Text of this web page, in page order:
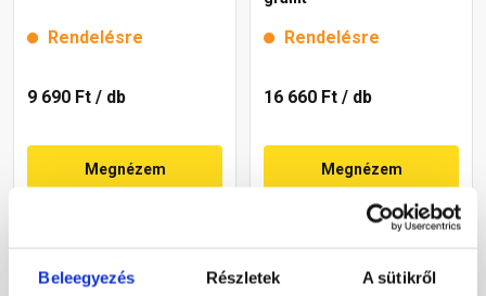
Beleegyezés Részletek A sütikről
Rendelésre
9 690 Ft / db
Megnézem
Rendelésre
16 660 Ft / db
Megnézem